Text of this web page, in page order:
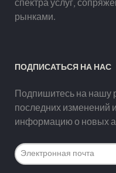
спектра услуг,
рынками.
ПОДПИСАТЬСЯ НА НАС
Подпишитесь на нашу
последних изменений
информацию о новых